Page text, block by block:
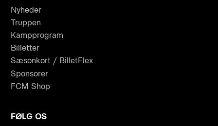
Nyheder
Truppen
Kampprogram
Billetter
Sæsonkort / BilletFlex
Sponsorer
FCM Shop
FØLG OS